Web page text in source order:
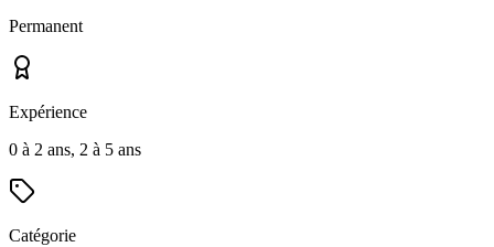
Permanent
Expérience
0 à 2 ans, 2 à 5 ans
Catégorie